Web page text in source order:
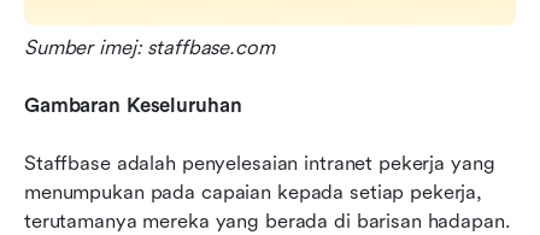
Sumber imej: staffbase.com
Gambaran Keseluruhan
Staffbase adalah penyelesaian intranet pekerja yang
menumpukan pada capaian kepada setiap pekerja,
terutamanya mereka yang berada di barisan hadapan.